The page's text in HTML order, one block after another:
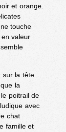
et orange.
touche
valeur
sur la tête
la
poitrail de
avec
chat
famille et